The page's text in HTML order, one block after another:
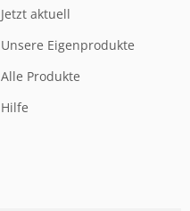
Jetzt aktuell
Unsere Eigenprodukte
Alle Produkte
Hilfe